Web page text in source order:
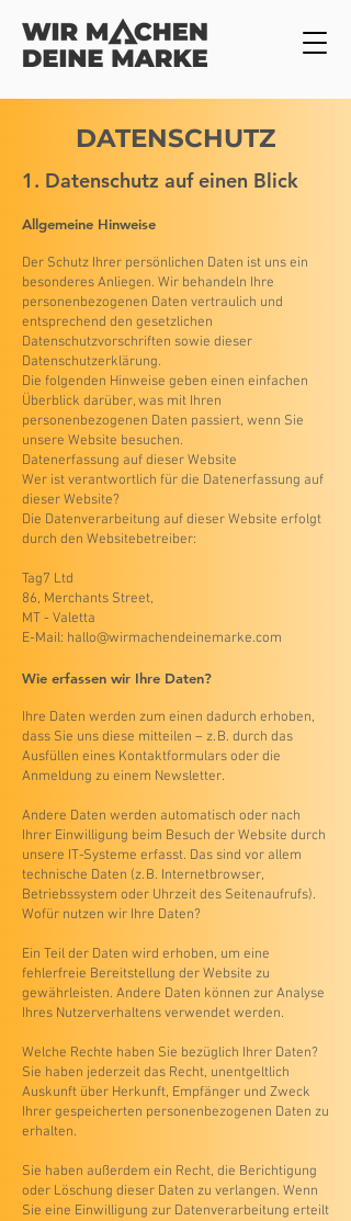
DATENSCHUTZ
1. Datenschutz auf einen Blick
Allgemeine Hinweise
Der Schutz Ihrer persönlichen Daten ist uns ein
besonderes Anliegen. Wir behandeln Ihre
personenbezogenen Daten vertraulich und
entsprechend den gesetzlichen
Datenschutzvorschriften sowie dieser
Datenschutzerklärung.
Die folgenden Hinweise geben einen einfachen
Überblick darüber, was mit Ihren
personenbezogenen Daten passiert, wenn Sie
unsere Website besuchen.
Datenerfassung auf dieser Website
Wer ist verantwortlich für die Datenerfassung auf
dieser Website?
Die Datenverarbeitung auf dieser Website erfolgt
durch den Websitebetreiber:
Tag7 Ltd
86, Merchants Street,
MT - Valetta
E-Mail: hallo@wirmachendeinemarke.com
Wie erfassen wir Ihre Daten?
Ihre Daten werden zum einen dadurch erhoben,
dass Sie uns diese mitteilen – z. B. durch das
Ausfüllen eines Kontaktformulars oder die
Anmeldung zu einem Newsletter.
Andere Daten werden automatisch oder nach
Ihrer Einwilligung beim Besuch der Website durch
unsere IT-Systeme erfasst. Das sind vor allem
technische Daten (z. B. Internetbrowser,
Betriebssystem oder Uhrzeit des Seitenaufrufs).
Wofür nutzen wir Ihre Daten?
Ein Teil der Daten wird erhoben, um eine
fehlerfreie Bereitstellung der Website zu
gewährleisten. Andere Daten können zur Analyse
Ihres Nutzerverhaltens verwendet werden.
Welche Rechte haben Sie bezüglich Ihrer Daten?
Sie haben jederzeit das Recht, unentgeltlich
Auskunft über Herkunft, Empfänger und Zweck
Ihrer gespeicherten personenbezogenen Daten zu
erhalten.
Sie haben außerdem ein Recht, die Berichtigung
oder Löschung dieser Daten zu verlangen. Wenn
Sie eine Einwilligung zur Datenverarbeitung erteilt